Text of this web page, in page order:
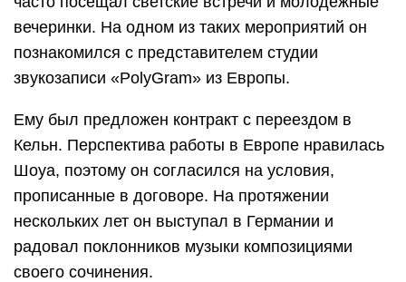
вечеринки. На одном из таких мероприятий он
познакомился с представителем студии
звукозаписи «PolyGram» из Европы.
Ему был предложен контракт с переездом в
Кельн. Перспектива работы в Европе нравилась
Шоуа, поэтому он согласился на условия,
прописанные в договоре. На протяжении
нескольких лет он выступал в Германии и
радовал поклонников музыки композициями
своего сочинения.